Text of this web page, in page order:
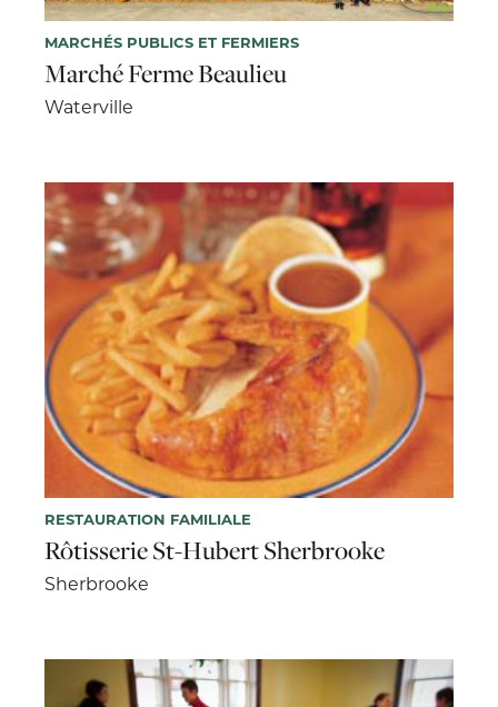
MARCHÉS PUBLICS ET FERMIERS
Marché Ferme Beaulieu
Waterville
RESTAURATION FAMILIALE
Rôtisserie St-Hubert Sherbrooke
Sherbrooke